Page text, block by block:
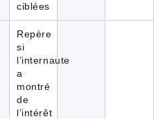
ciblées
Repère
si
l’internaute
a
montré
de
l’intérêt